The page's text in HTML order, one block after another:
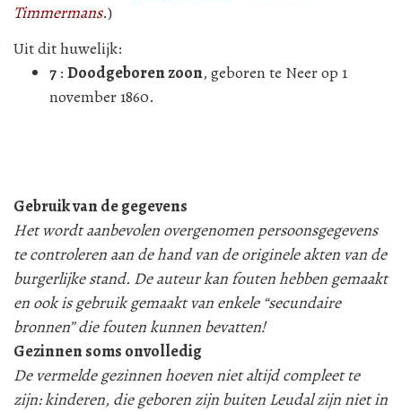
Timmermans.)
Uit dit huwelijk:
7 : Doodgeboren zoon, geboren te Neer op 1
november 1860.
Gebruik van de gegevens
Het wordt aanbevolen overgenomen persoonsgegevens
te controleren aan de hand van de originele akten van de
burgerlijke stand. De auteur kan fouten hebben gemaakt
en ook is gebruik gemaakt van enkele “secundaire
bronnen” die fouten kunnen bevatten!
Gezinnen soms onvolledig
De vermelde gezinnen hoeven niet altijd compleet te
zijn: kinderen, die geboren zijn buiten Leudal zijn niet in